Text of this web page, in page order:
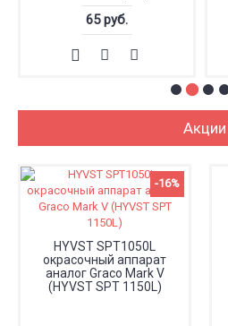
65 руб.
Акции
-16%
HYVST SPT1050L
окрасочный аппарат
аналог Graco Mark V
(HYVST SPT 1150L)